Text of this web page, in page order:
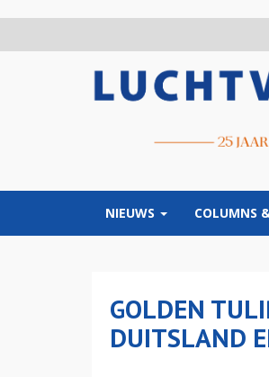
NIEUWS COLUMNS
GOLDEN
DUITSLAND